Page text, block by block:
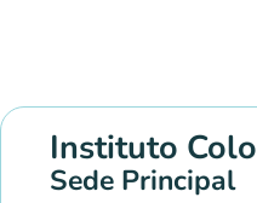
Instituto
Sede Principal